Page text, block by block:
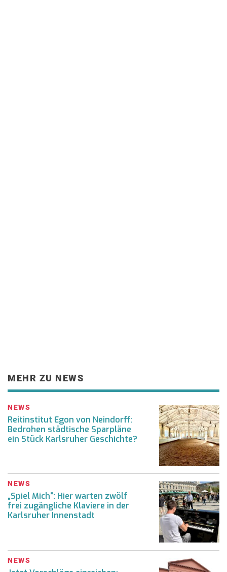
MEHR ZU NEWS
NEWS
Reitinstitut Egon von Neindorff:
Bedrohen städtische Sparpläne
ein Stück Karlsruher Geschichte?
NEWS
„Spiel Mich“: Hier warten zwölf
frei zugängliche Klaviere in der
Karlsruher Innenstadt
NEWS